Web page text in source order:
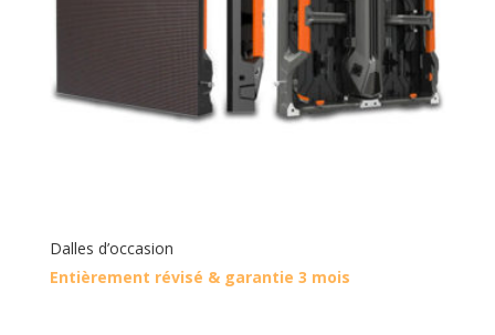
Dalles d’occasion
Entièrement révisé & garantie 3 mois